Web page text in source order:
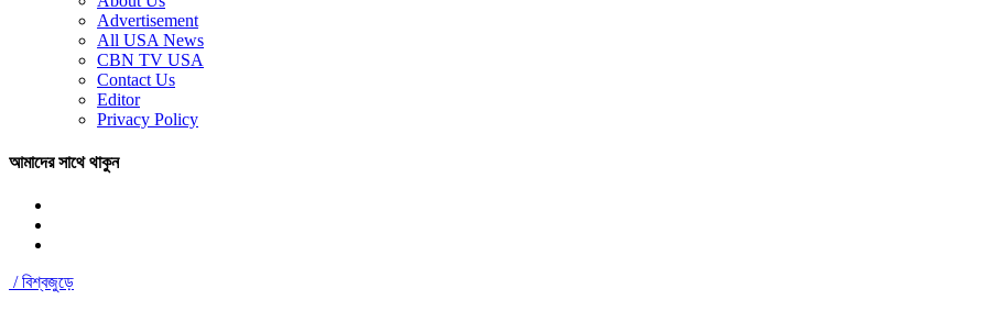
Advertisement
All USA News
CBN TV USA
Contact Us
Editor
Privacy Policy
আমাদের সাথে থাকুন
/বিশ্বজুড়ে